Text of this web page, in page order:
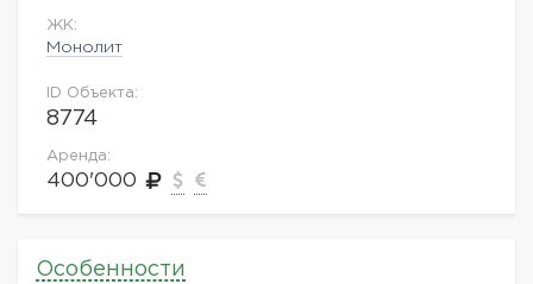
ЖK:
Монолит
ID Объекта:
8774
Аренда:
400'000
Особенности